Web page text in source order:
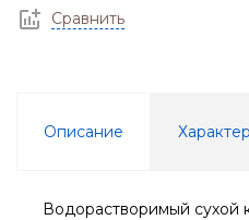
Сравнить
Описание
Водорастворимый сухой